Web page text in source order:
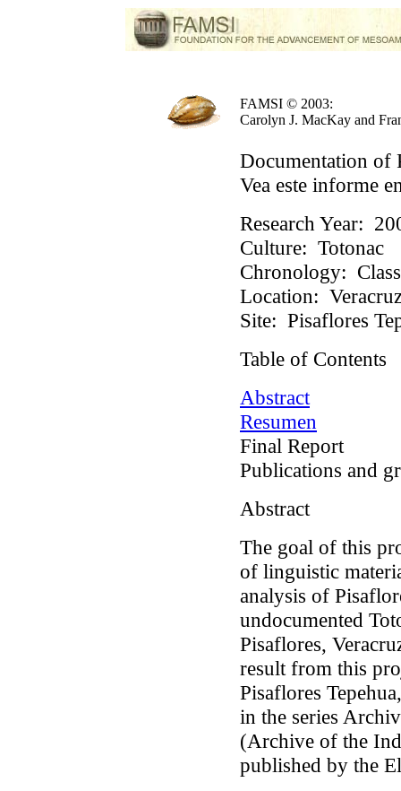
FAMSI © 2003:
Carolyn J. MacKay and
Documentation of
Vea este informe
Research Year:
Culture: Totonac
Chronology:
Location:
Site: Pisaflores
Table of Contents
Abstract
Resumen
Final Report
Publications and
Abstract
The goal of this
of linguistic
analysis of
undocumented
Pisaflores,
result from this
Pisaflores
in the series
(Archive of the
published by the